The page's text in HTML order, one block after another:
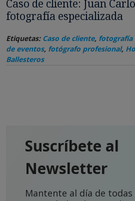
Caso de cliente: Juan
fotografía especializada
Etiquetas: Caso de cliente, fotografía
de eventos, fotógrafo profesional,
Ballesteros
Suscríbete al
Newsletter
Mantente al día de